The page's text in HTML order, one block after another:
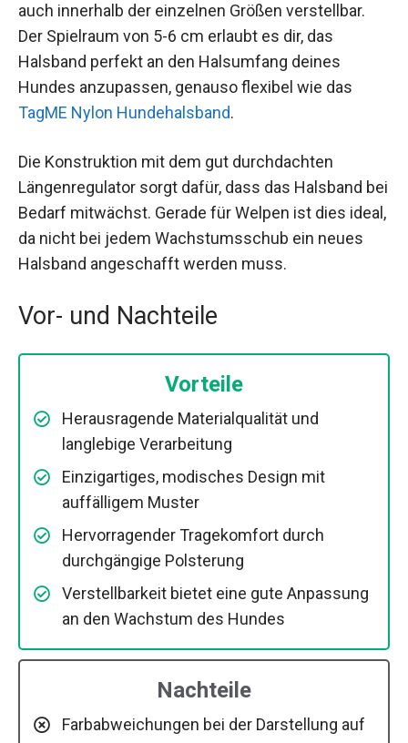
auch innerhalb der einzelnen Größen verstellbar.
Der Spielraum von 5-6 cm erlaubt es dir, das
Halsband perfekt an den Halsumfang deines
Hundes anzupassen, genauso flexibel wie das
TagME Nylon Hundehalsband.
Die Konstruktion mit dem gut durchdachten
Längenregulator sorgt dafür, dass das Halsband bei
Bedarf mitwächst. Gerade für Welpen ist dies ideal,
da nicht bei jedem Wachstumsschub ein neues
Halsband angeschafft werden muss.
Vor- und Nachteile
Vorteile
Herausragende Materialqualität und
langlebige Verarbeitung
Einzigartiges, modisches Design mit
auffälligem Muster
Hervorragender Tragekomfort durch
durchgängige Polsterung
Verstellbarkeit bietet eine gute Anpassung
an den Wachstum des Hundes
Nachteile
Farbabweichungen bei der Darstellung auf